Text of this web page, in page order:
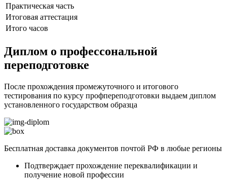
Практическая часть
Итоговая аттестация
Итого часов
Диплом о профессональной
переподготовке
После прохождения промежуточного и итогового
тестирования по курсу профпереподготовки выдаем диплом
установленного государством образца
Бесплатная доставка документов почтой РФ в любые регионы
Подтверждает прохождение переквалификации и
получение новой профессии